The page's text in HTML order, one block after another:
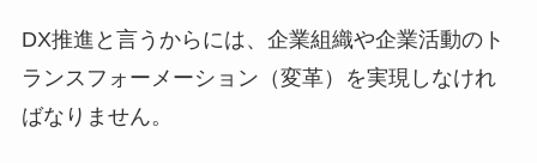
DX推進と言うからには、企業組織や企業活動のト
ランスフォーメーション（変革）を実現しなけれ
ばなりません。